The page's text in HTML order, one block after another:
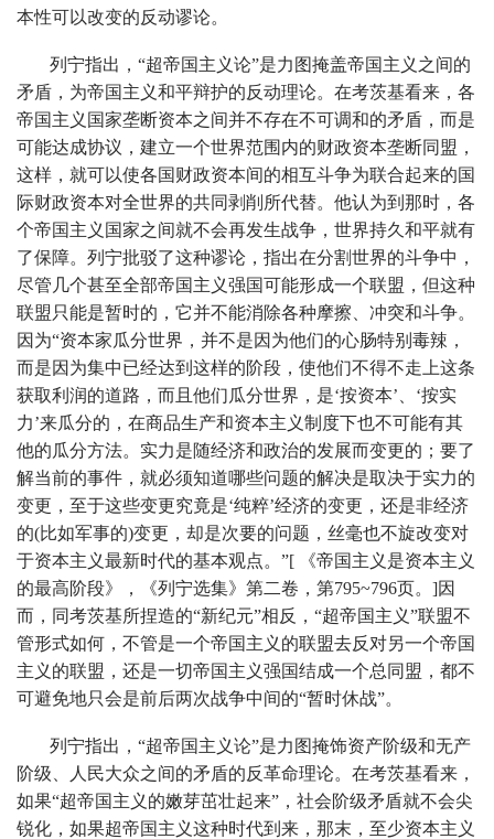
本性可以改变的反动谬论。
列宁指出，“超帝国主义论”是力图掩盖帝国主义之间的
矛盾，为帝国主义和平辩护的反动理论。在考茨基看来，各
帝国主义国家垄断资本之间并不存在不可调和的矛盾，而是
可能达成协议，建立一个世界范围内的财政资本垄断同盟，
这样，就可以使各国财政资本间的相互斗争为联合起来的国
际财政资本对全世界的共同剥削所代替。他认为到那时，各
个帝国主义国家之间就不会再发生战争，世界持久和平就有
了保障。列宁批驳了这种谬论，指出在分割世界的斗争中，
尽管几个甚至全部帝国主义强国可能形成一个联盟，但这种
联盟只能是暂时的，它并不能消除各种摩擦、冲突和斗争。
因为“资本家瓜分世界，并不是因为他们的心肠特别毒辣，
而是因为集中已经达到这样的阶段，使他们不得不走上这条
获取利润的道路，而且他们瓜分世界，是‘按资本’、‘按实
力’来瓜分的，在商品生产和资本主义制度下也不可能有其
他的瓜分方法。实力是随经济和政治的发展而变更的；要了
解当前的事件，就必须知道哪些问题的解决是取决于实力的
变更，至于这些变更究竟是‘纯粹’经济的变更，还是非经济
的(比如军事的)变更，却是次要的问题，丝毫也不旋改变对
于资本主义最新时代的基本观点。”[ 《帝国主义是资本主义
的最高阶段》，《列宁选集》第二卷，第795~796页。]因
而，同考茨基所捏造的“新纪元”相反，“超帝国主义”联盟不
管形式如何，不管是一个帝国主义的联盟去反对另一个帝国
主义的联盟，还是一切帝国主义强国结成一个总同盟，都不
可避免地只会是前后两次战争中间的“暂时休战”。
列宁指出，“超帝国主义论”是力图掩饰资产阶级和无产
阶级、人民大众之间的矛盾的反革命理论。在考茨基看来，
如果“超帝国主义的嫩芽茁壮起来”，社会阶级矛盾就不会尖
锐化，如果超帝国主义这种时代到来，那末，至少资本主义